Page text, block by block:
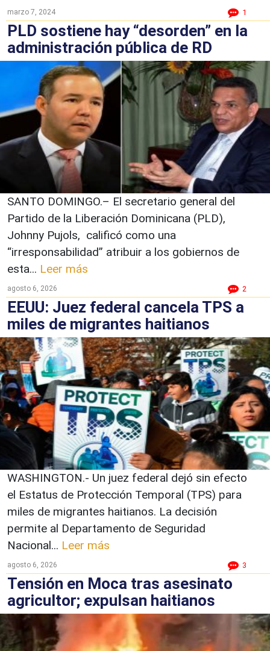
marzo 7, 2024 1
PLD sostiene hay “desorden” en la
administración pública de RD
SANTO DOMINGO.– El secretario general del
Partido de la Liberación Dominicana (PLD),
Johnny Pujols, calificó como una
“irresponsabilidad” atribuir a los gobiernos de
esta... Leer más
agosto 6, 2026 2
EEUU: Juez federal cancela TPS a
miles de migrantes haitianos
WASHINGTON.- Un juez federal dejó sin efecto
el Estatus de Protección Temporal (TPS) para
miles de migrantes haitianos. La decisión
permite al Departamento de Seguridad
Nacional... Leer más
agosto 6, 2026 3
Tensión en Moca tras asesinato
agricultor; expulsan haitianos